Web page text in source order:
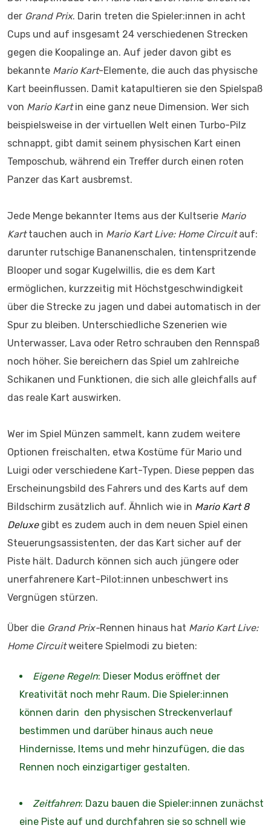
der Grand Prix. Darin treten die Spieler:innen in acht
Cups und auf insgesamt 24 verschiedenen Strecken
gegen die Koopalinge an. Auf jeder davon gibt es
bekannte Mario Kart-Elemente, die auch das physische
Kart beeinflussen. Damit katapultieren sie den Spielspaß
von Mario Kartin eine ganz neue Dimension. Wer sich
beispielsweise in der virtuellen Welt einen Turbo-Pilz
schnappt, gibt damit seinem physischen Kart einen
Temposchub, während ein Treffer durch einen roten
Panzer das Kart ausbremst.
Jede Menge bekannter Items aus der Kultserie Mario
Karttauchen auch in Mario Kart Live: Home Circuitauf:
darunter rutschige Bananenschalen, tintenspritzende
Blooper und sogar Kugelwillis, die es dem Kart
ermöglichen, kurzzeitig mit Höchstgeschwindigkeit
über die Strecke zu jagen und dabei automatisch in der
Spur zu bleiben. Unterschiedliche Szenerien wie
Unterwasser, Lava oder Retro schrauben den Rennspaß
noch höher. Sie bereichern das Spiel um zahlreiche
Schikanen und Funktionen, die sich alle gleichfalls auf
das reale Kart auswirken.
Wer im Spiel Münzen sammelt, kann zudem weitere
Optionen freischalten, etwa Kostüme für Mario und
Luigi oder verschiedene Kart-Typen. Diese peppen das
Erscheinungsbild des Fahrers und des Karts auf dem
Bildschirm zusätzlich auf. Ähnlich wie in Mario Kart 8
Deluxegibt es zudem auch in dem neuen Spiel einen
Steuerungsassistenten, der das Kart sicher auf der
Piste hält. Dadurch können sich auch jüngere oder
unerfahrenere Kart-Pilot:innen unbeschwert ins
Vergnügen stürzen.
Über die Grand Prix-Rennen hinaus hat Mario Kart Live:
Home Circuitweitere Spielmodi zu bieten:
Eigene Regeln: Dieser Modus eröffnet der
Kreativität noch mehr Raum. Die Spieler:innen
können darin den physischen Streckenverlauf
bestimmen und darüber hinaus auch neue
Hindernisse, Items und mehr hinzufügen, die das
Rennen noch einzigartiger gestalten.
Zeitfahren: Dazu bauen die Spieler:innen zunächst
eine Piste auf und durchfahren sie so schnell wie